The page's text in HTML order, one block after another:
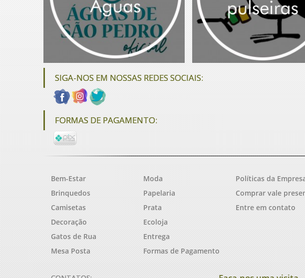
SIGA-NOS EM NOSSAS REDES SOCIAIS:
FORMAS DE PAGAMENTO:
Bem-Estar
Brinquedos
Camisetas
Decoração
Gatos de Rua
Mesa Posta
Moda
Papelaria
Prata
Ecoloja
Entrega
Formas de Pagamento
Políticas da
Comprar vale
Entre em contato